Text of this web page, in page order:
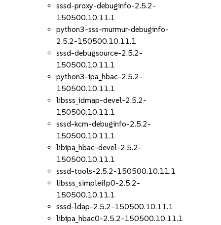
sssd-proxy-debuginfo-2.5.2-
150500.10.11.1
python3-sss-murmur-debuginfo-
2.5.2-150500.10.11.1
sssd-debugsource-2.5.2-
150500.10.11.1
python3-ipa_hbac-2.5.2-
150500.10.11.1
libsss_idmap-devel-2.5.2-
150500.10.11.1
sssd-kcm-debuginfo-2.5.2-
150500.10.11.1
libipa_hbac-devel-2.5.2-
150500.10.11.1
sssd-tools-2.5.2-150500.10.11.1
libsss_simpleifp0-2.5.2-
150500.10.11.1
sssd-ldap-2.5.2-150500.10.11.1
libipa_hbac0-2.5.2-150500.10.11.1